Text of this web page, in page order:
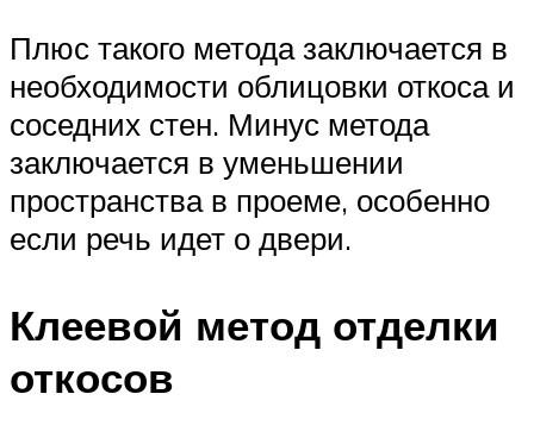
Плюс такого метода заключается в
необходимости облицовки откоса и
соседних стен. Минус метода
заключается в уменьшении
пространства в проеме, особенно
если речь идет о двери.
Клеевой метод отделки
откосов